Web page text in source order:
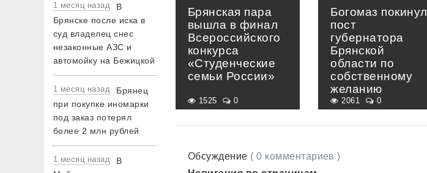
1 месяц назад
В
Брянске после иска в
суд владелец снес
незаконные АЗС и
автомойку на Бежицкой
1 месяц назад
Брянец
при покупке иномарки
под заказ потерял
более 2 млн рублей
1 месяц назад
В
Брянская пара
вышла в финал
Всероссийского
конкурса
«Студенческие
семьи России»
1525 0
Богомаз покинул
пост
губернатора
Брянской
области по
собственному
желанию
2061 0
Обсуждение ( 0 комментариев )